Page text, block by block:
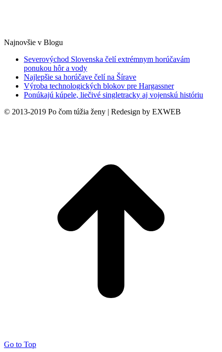
Najnovšie v Blogu
Severovýchod Slovenska čelí extrémnym horúčavám
ponukou hôr a vody
Najlepšie sa horúčave čelí na Šírave
Výroba technologických blokov pre Hargassner
Ponúkajú kúpele, liečivé singletracky aj vojenskú históriu
© 2013-2019 Po čom túžia ženy | Redesign by EXWEB
Go to Top